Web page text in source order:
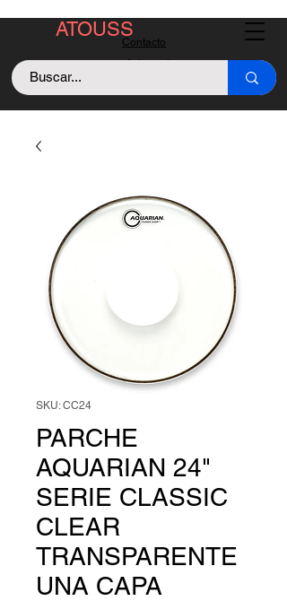
Contacto
Asistencia
Llama +529843128213
ATOUSS
SKU: CC24
PARCHE
AQUARIAN 24"
SERIE CLASSIC
CLEAR
TRANSPARENTE
UNA CAPA